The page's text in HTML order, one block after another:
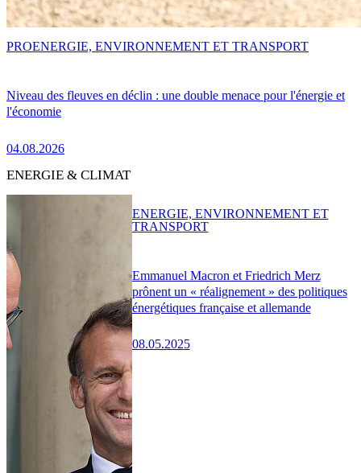
Niveau des fleuves en déclin : une double menace pour l'énergie et
l'économie
04.08.2026
PROENERGIE, ENVIRONNEMENT ET TRANSPORT
ENERGIE & CLIMAT
Emmanuel Macron et Friedrich Merz
prônent un « réalignement » des politiques
énergétiques française et allemande
08.05.2025
ENERGIE, ENVIRONNEMENT ET
TRANSPORT